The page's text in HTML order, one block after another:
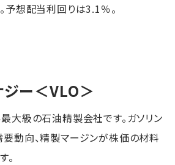
予想配当利回りは3.1％。
ジー＜VLO＞
大級の石油精製会社です。ガソリン
動向、精製マージンが株価の材料
。